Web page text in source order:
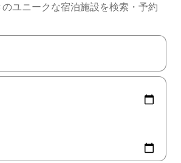
ユニークな宿泊施設を検索・予約
たら、上下の矢印キーを使って移動するか